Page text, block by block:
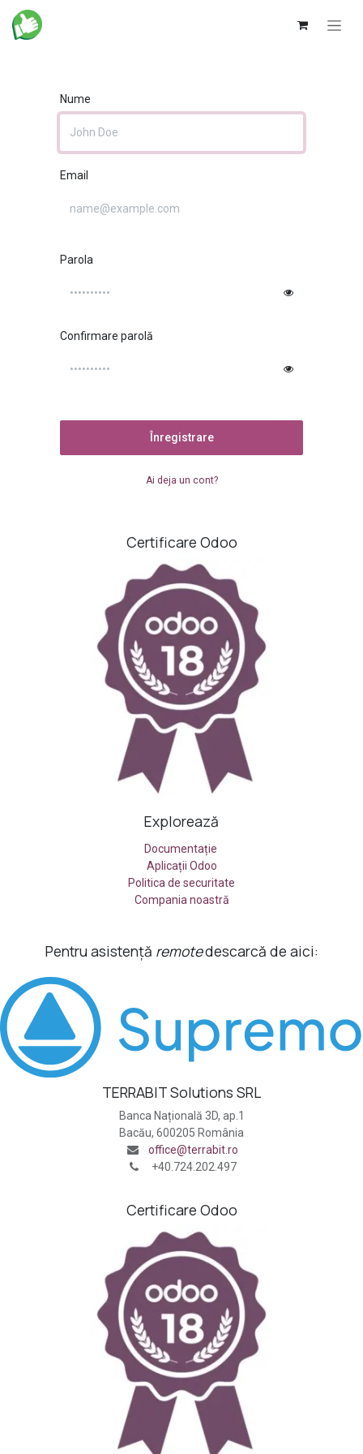
Sari la conținut
Nume
Email
Parola
Confirmare parolă
Înregistrare
Ai deja un cont?
Certificare Odoo
Explorează
Documentație
Aplicații Odoo
Politica de securitate
Compania noastră
Pentru asistență remotedescarcă de aici:
TERRABIT Solutions SRL
Banca Națională 3D, ap.1
Bacău, 600205 România
office@terrabit.ro
+40.724.202.497
Certificare Odoo